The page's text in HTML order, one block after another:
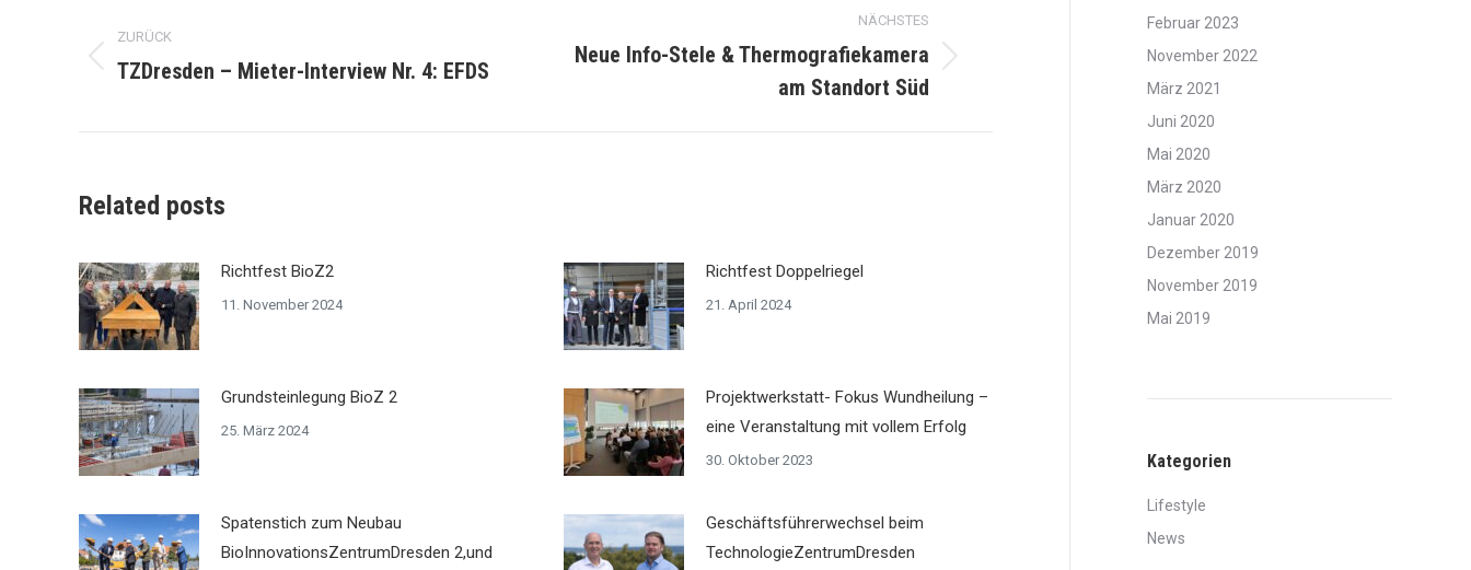
ZURÜCK
Vorheriger
TZDresden – Mieter-Interview Nr. 4: EFDS
NÄCHSTES
Nächster
Neue Info-Stele & Thermografiekamera
am Standort Süd
Related posts
Richtfest BioZ2
11. November 2024
Richtfest Doppelriegel
21. April 2024
Grundsteinlegung BioZ 2
25. März 2024
Projektwerkstatt- Fokus Wundheilung –
eine Veranstaltung mit vollem Erfolg
30. Oktober 2023
Spatenstich zum Neubau
BioInnovationsZentrumDresden 2,und
Geschäftsführerwechsel beim
TechnologieZentrumDresden
Februar 2023
November 2022
März 2021
Juni 2020
Mai 2020
März 2020
Januar 2020
Dezember 2019
November 2019
Mai 2019
Kategorien
Lifestyle
News